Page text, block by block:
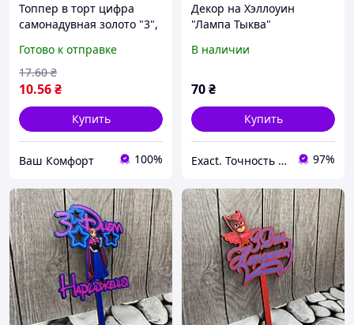
Топпер в торт цифра
самонадувная золото "3",
Готово к отправке
10.56₴
17.60 ₴
Купить
Ваш Комфорт 100%
Декор на Хэллоуин
"Лампа Тыква"
В наличии
70₴
Купить
Exact. Точность в работе. Свобода в творчестве. 97%